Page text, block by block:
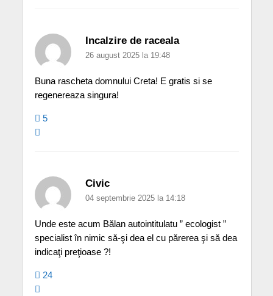
Incalzire de raceala
26 august 2025 la 19:48
Buna rascheta domnului Creta! E gratis si se
regenereaza singura!
5
Civic
04 septembrie 2025 la 14:18
Unde este acum Bălan autointitulatu ” ecologist ”
specialist în nimic să-şi dea el cu părerea şi să dea
indicaţi preţioase ?!
24